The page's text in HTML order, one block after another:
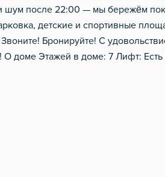
после 22:00 — мы бережём
детские и спортивные
Бронируйте! С
доме Этажей в доме: 7 Лифт: Есть